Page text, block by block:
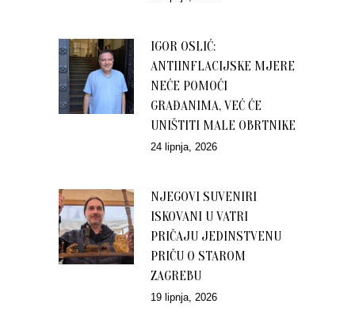
IGOR OSLIĆ:
ANTIINFLACIJSKE MJERE
NEĆE POMOĆI
GRAĐANIMA, VEĆ ĆE
UNIŠTITI MALE OBRTNIKE
24 lipnja, 2026
NJEGOVI SUVENIRI
ISKOVANI U VATRI
PRIČAJU JEDINSTVENU
PRIČU O STAROM
ZAGREBU
19 lipnja, 2026